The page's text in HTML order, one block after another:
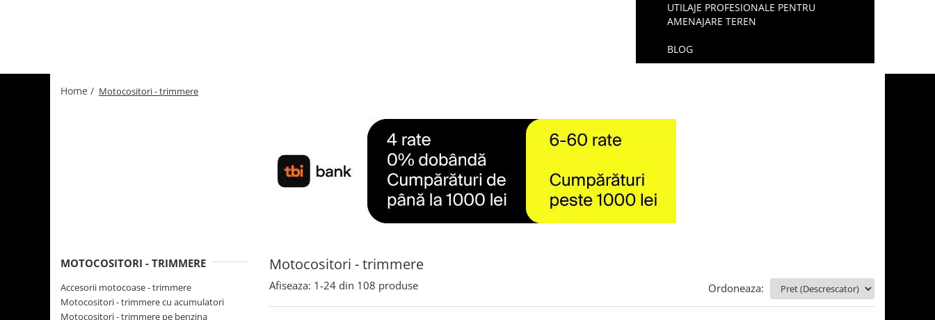
UTILAJE PROFESIONALE PENTRU
AMENAJARE TEREN
BLOG
Home / Motocositori - trimmere
Motocositori - trimmere
MOTOCOSITORI - TRIMMERE
Accesorii motocoase - trimmere
Motocositori - trimmere cu acumulatori
Motocositori - trimmere pe benzina
Afiseaza: 1-24 din 108 produse Ordoneaza: